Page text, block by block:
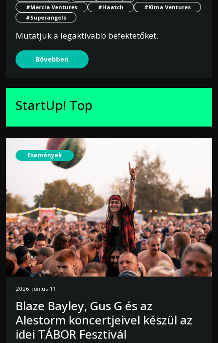
#Mercia Ventures
#Haatch
#Kima Ventures
#Superangels
Mutatjuk a legaktívabb befektetőket.
Bővebben
StartUp! Top
Események
2026. június 11.
Blaze Bayley, Gus G és az
Alestorm koncertjeivel készül az
idei TÁBOR Fesztivál